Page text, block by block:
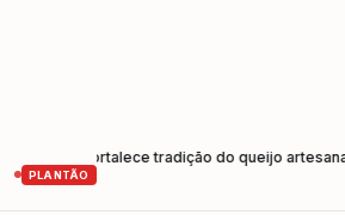
PLANTÃO
e fortalece tradição do queijo artesanal